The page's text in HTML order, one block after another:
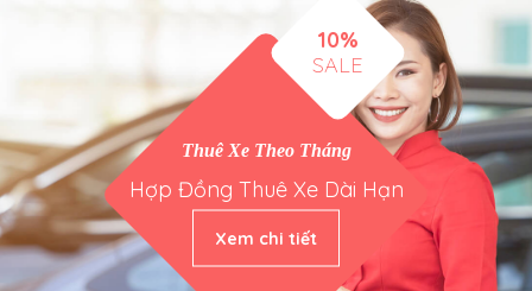
10%
SALE
Thuê Xe Theo Tháng
Hợp Đồng Thuê Xe Dài Hạn
Xem chi tiết